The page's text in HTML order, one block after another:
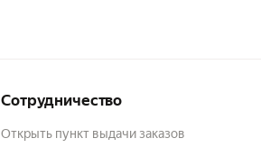
Сотрудничество
Открыть пункт выдачи заказов